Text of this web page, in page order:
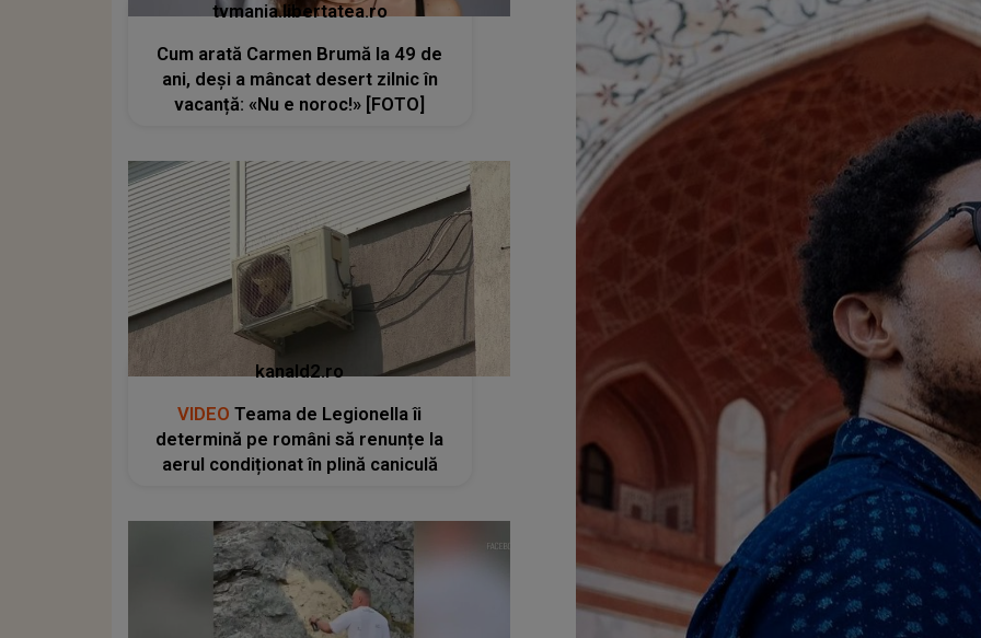
tvmania.libertatea.ro
Cum arată Carmen Brumă la 49 de
ani, deși a mâncat desert zilnic în
vacanță: «Nu e noroc!» [FOTO]
kanald2.ro
VIDEO Teama de Legionella îi
determină pe români să renunțe la
aerul condiționat în plină caniculă